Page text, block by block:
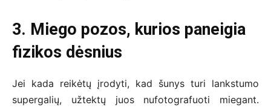
3. Miego pozos, kurios paneigia
fizikos dėsnius
Jei kada reikėtų įrodyti, kad šunys turi lankstumo
supergalių, užtektų juos nufotografuoti miegant.